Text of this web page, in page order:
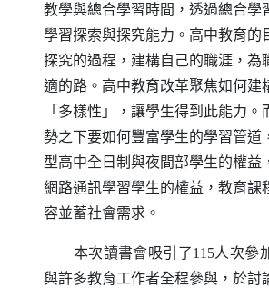
教學與總合學習時間，透過總合學
學習探索與探究能力。高中教育的
探究的過程，建構自己的職涯，為
適的路。高中教育改革聚焦如何建
「多樣性」，讓學生得到此能力。
勢之下要如何豐富學生的學習管道
型高中全日制與夜間部學生的權益
網路通訊學習學生的權益，教育課
容並蓄社會需求。
本次讀書會吸引了115人次參
與許多教育工作者全程參與，於討